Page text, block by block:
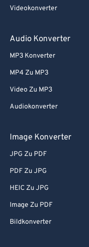
Videokonverter
Audio Konverter
MP3 Konverter
MP4 Zu MP3
Video Zu MP3
Audiokonverter
Image Konverter
JPG Zu PDF
PDF Zu JPG
HEIC Zu JPG
Image Zu PDF
Bildkonverter